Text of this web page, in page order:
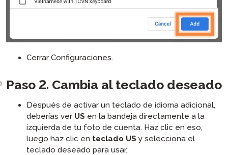
Cerrar Configuraciones.
Paso 2. Cambia al teclado deseado
Después de activar un teclado de idioma adicional,
deberías ver US en la bandeja directamente a la
izquierda de tu foto de cuenta. Haz clic en eso,
luego haz clic en teclado US y selecciona el
teclado deseado para usar.